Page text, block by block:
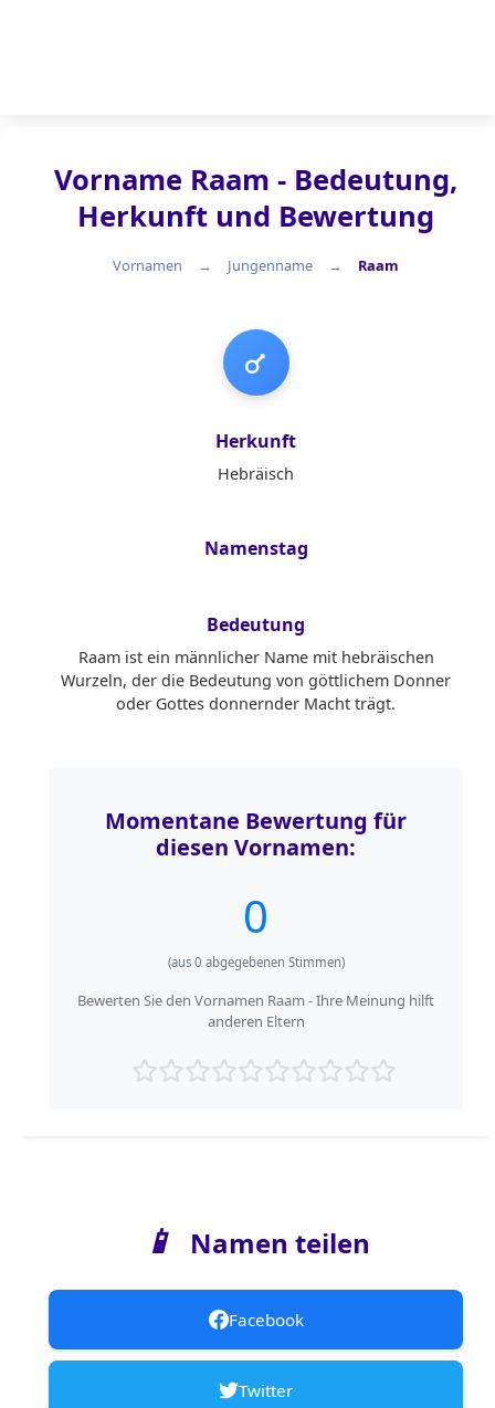
Vorname Raam - Bedeutung,
Herkunft und Bewertung
Vornamen Jungenname Raam
Jungenname
Herkunft
Hebräisch
Namenstag
Bedeutung
Raam ist ein männlicher Name mit hebräischen
Wurzeln, der die Bedeutung von göttlichem Donner
oder Gottes donnernder Macht trägt.
Momentane Bewertung für
diesen Vornamen:
0
(aus 0 abgegebenen Stimmen)
Bewerten Sie den Vornamen Raam - Ihre Meinung hilft
anderen Eltern
📱 Namen teilen
Facebook
Twitter